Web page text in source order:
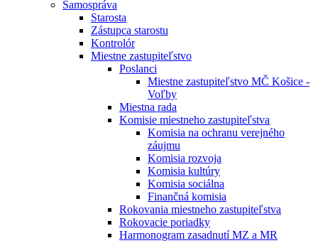
Samospráva
Starosta
Zástupca starostu
Kontrolór
Miestne zastupiteľstvo
Poslanci
Miestne zastupiteľstvo MČ Košice -
Voľby
Miestna rada
Komisie miestneho zastupiteľstva
Komisia na ochranu verejného
záujmu
Komisia rozvoja
Komisia kultúry
Komisia sociálna
Finančná komisia
Rokovania miestneho zastupiteľstva
Rokovacie poriadky
Harmonogram zasadnutí MZ a MR